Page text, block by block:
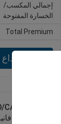
إجمالي المكسب/
الخسارة المفتوحة
Total Premium
فورية أو خيار